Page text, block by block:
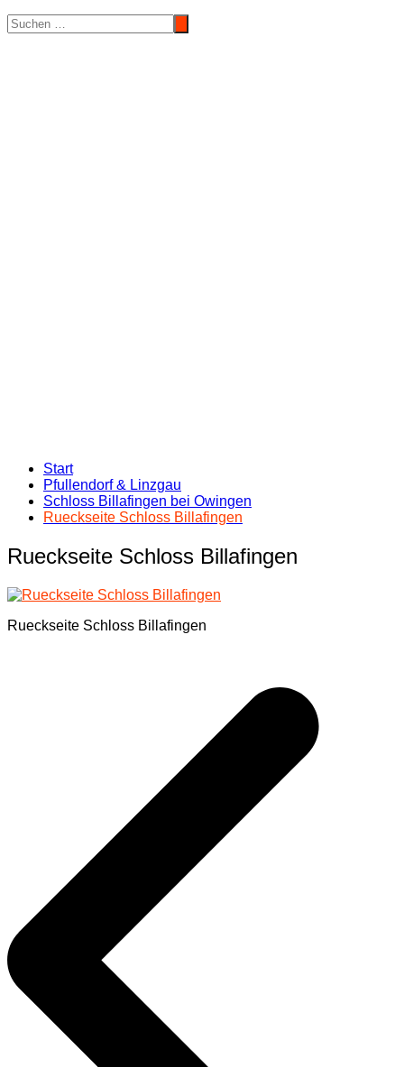
Start
Pfullendorf & Linzgau
Schloss Billafingen bei Owingen
Rueckseite Schloss Billafingen
Rueckseite Schloss Billafingen
Rueckseite Schloss Billafingen